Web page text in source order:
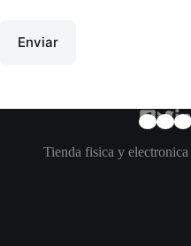
Enviar
Tienda fisica y